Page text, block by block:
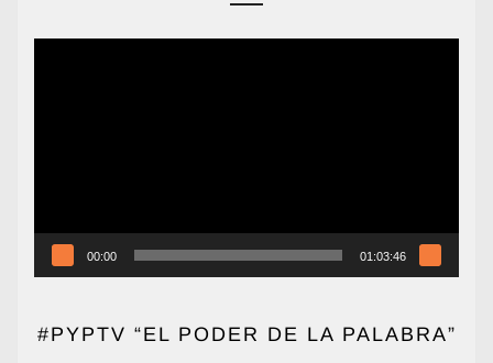
00:00 01:03:46
#PYPTV “EL PODER DE LA PALABRA”